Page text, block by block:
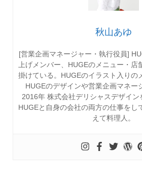
秋山あゆ
[営業企画マネージャー・執行役員]
上げメンバー、HUGEのメニュー・
掛けている。HUGEのイラスト入りの
HUGEのデザインや営業企画マネー
2016年 株式会社デリシャスデザイン
HUGEと自身の会社の両方の仕事をし
えて料理人。